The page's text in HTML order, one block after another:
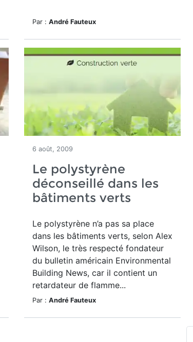
Par : André Fauteux
6 août, 2009
Le polystyrène
déconseillé dans les
bâtiments verts
Le polystyrène n’a pas sa place
dans les bâtiments verts, selon Alex
Wilson, le très respecté fondateur
du bulletin américain Environmental
Building News, car il contient un
retardateur de flamme...
Par : André Fauteux